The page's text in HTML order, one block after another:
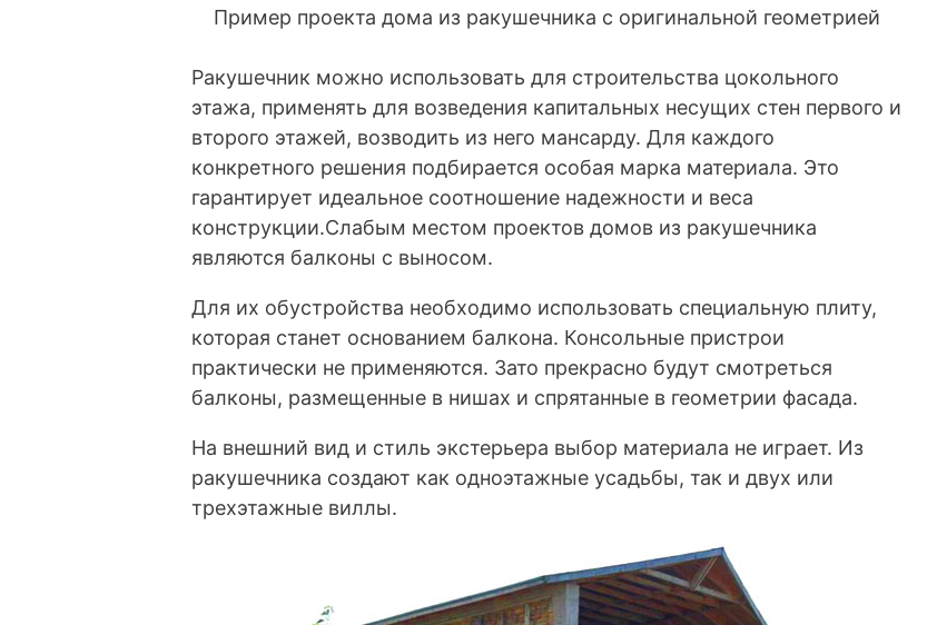
Пример проекта дома из ракушечника с оригинальной геометрией
Ракушечник можно использовать для строительства цокольного
этажа, применять для возведения капитальных несущих стен первого и
второго этажей, возводить из него мансарду. Для каждого
конкретного решения подбирается особая марка материала. Это
гарантирует идеальное соотношение надежности и веса
конструкции.Слабым местом проектов домов из ракушечника
являются балконы с выносом.
Для их обустройства необходимо использовать специальную плиту,
которая станет основанием балкона. Консольные пристрои
практически не применяются. Зато прекрасно будут смотреться
балконы, размещенные в нишах и спрятанные в геометрии фасада.
На внешний вид и стиль экстерьера выбор материала не играет. Из
ракушечника создают как одноэтажные усадьбы, так и двух или
трехэтажные виллы.